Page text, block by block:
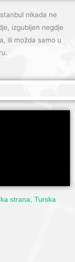
nikada ne
izgubljen negdje
ili možda samo u
strana, Turska